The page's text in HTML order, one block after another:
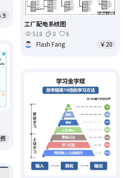
工厂配电系统图
518
0
6
Flash Fang
￥20